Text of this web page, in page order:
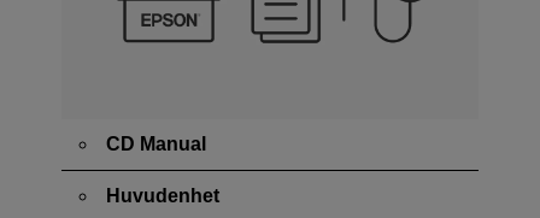
CD Manual
Huvudenhet